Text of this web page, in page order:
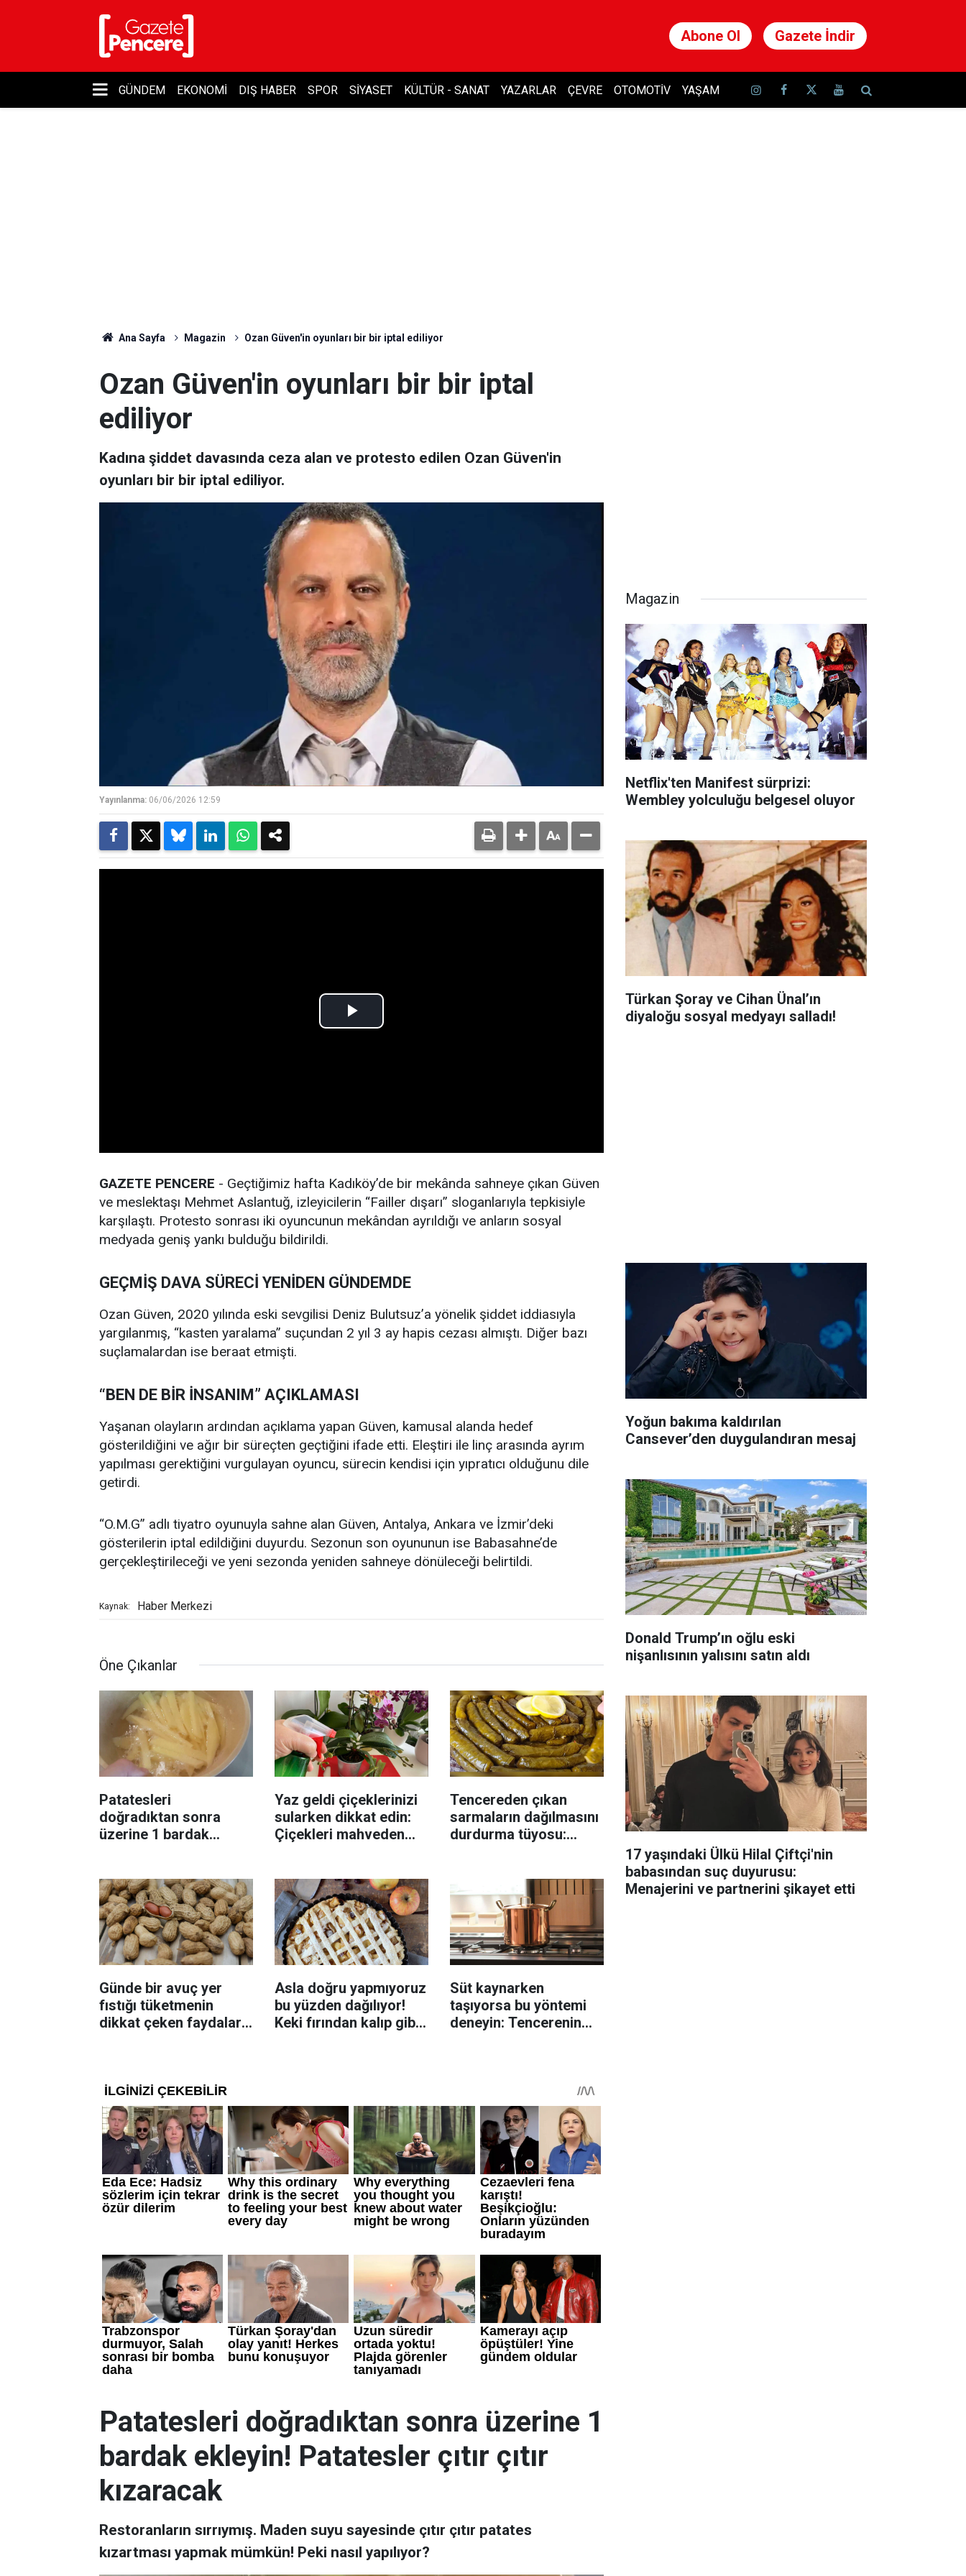
Abone Ol Gazete İndir
GÜNDEM EKONOMI DIŞ HABER SPOR SIYASET KÜLTÜR - SANAT YAZARLAR ÇEVRE OTOMOTIV YAŞAM
Ana Sayfa Magazin Ozan Güven'in oyunları bir bir iptal ediliyor
Ozan Güven'in oyunları bir bir iptal
ediliyor
Kadına şiddet davasında ceza alan ve protesto edilen Ozan Güven'in
oyunları bir bir iptal ediliyor.
Yayınlanma: 06/06/2026 12:59
GAZETE PENCERE - Geçtiğimiz hafta Kadıköy’de bir mekânda sahneye çıkan Güven
ve meslektaşı Mehmet Aslantuğ, izleyicilerin “Failler dışarı” sloganlarıyla tepkisiyle
karşılaştı. Protesto sonrası iki oyuncunun mekândan ayrıldığı ve anların sosyal
medyada geniş yankı bulduğu bildirildi.
GEÇMİŞ DAVA SÜRECİ YENİDEN GÜNDEMDE
Ozan Güven, 2020 yılında eski sevgilisi Deniz Bulutsuz’a yönelik şiddet iddiasıyla
yargılanmış, “kasten yaralama” suçundan 2 yıl 3 ay hapis cezası almıştı. Diğer bazı
suçlamalardan ise beraat etmişti.
“BEN DE BİR İNSANIM” AÇIKLAMASI
Yaşanan olayların ardından açıklama yapan Güven, kamusal alanda hedef
gösterildiğini ve ağır bir süreçten geçtiğini ifade etti. Eleştiri ile linç arasında ayrım
yapılması gerektiğini vurgulayan oyuncu, sürecin kendisi için yıpratıcı olduğunu dile
getirdi.
“O.M.G” adlı tiyatro oyunuyla sahne alan Güven, Antalya, Ankara ve İzmir’deki
gösterilerin iptal edildiğini duyurdu. Sezonun son oyununun ise Babasahne’de
gerçekleştirileceği ve yeni sezonda yeniden sahneye dönüleceği belirtildi.
Kaynak: Haber Merkezi
Öne Çıkanlar
Patatesleri
doğradıktan sonra
üzerine 1 bardak
Yaz geldi çiçeklerinizi
sularken dikkat edin:
Çiçekleri mahveden
Tencereden çıkan
sarmaların dağılmasını
durdurma tüyosu:
Günde bir avuç yer
fıstığı tüketmenin
dikkat çeken faydaları:
Asla doğru yapmıyoruz
bu yüzden dağılıyor!
Keki fırından kalıp gibi
Süt kaynarken
taşıyorsa bu yöntemi
deneyin: Tencerenin
Magazin
Netflix'ten Manifest sürprizi:
Wembley yolculuğu belgesel oluyor
Türkan Şoray ve Cihan Ünal’ın
diyaloğu sosyal medyayı salladı!
Yoğun bakıma kaldırılan
Cansever’den duygulandıran mesaj
Donald Trump’ın oğlu eski
nişanlısının yalısını satın aldı
17 yaşındaki Ülkü Hilal Çiftçi'nin
babasından suç duyurusu:
Menajerini ve partnerini şikayet etti
Patatesleri doğradıktan sonra üzerine 1
bardak ekleyin! Patatesler çıtır çıtır
kızaracak
Restoranların sırrıymış. Maden suyu sayesinde çıtır çıtır patates
kızartması yapmak mümkün! Peki nasıl yapılıyor?